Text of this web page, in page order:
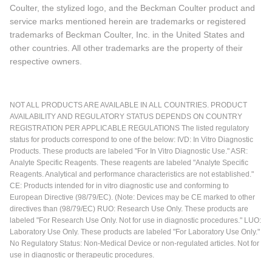
Coulter, the stylized logo, and the Beckman Coulter product and
service marks mentioned herein are trademarks or registered
trademarks of Beckman Coulter, Inc. in the United States and
other countries. All other trademarks are the property of their
respective owners.
NOT ALL PRODUCTS ARE AVAILABLE IN ALL COUNTRIES. PRODUCT
AVAILABILITY AND REGULATORY STATUS DEPENDS ON COUNTRY
REGISTRATION PER APPLICABLE REGULATIONS The listed regulatory
status for products correspond to one of the below: IVD: In Vitro Diagnostic
Products. These products are labeled "For In Vitro Diagnostic Use." ASR:
Analyte Specific Reagents. These reagents are labeled "Analyte Specific
Reagents. Analytical and performance characteristics are not established."
CE: Products intended for in vitro diagnostic use and conforming to
European Directive (98/79/EC). (Note: Devices may be CE marked to other
directives than (98/79/EC) RUO: Research Use Only. These products are
labeled "For Research Use Only. Not for use in diagnostic procedures." LUO:
Laboratory Use Only. These products are labeled "For Laboratory Use Only."
No Regulatory Status: Non-Medical Device or non-regulated articles. Not for
use in diagnostic or therapeutic procedures.